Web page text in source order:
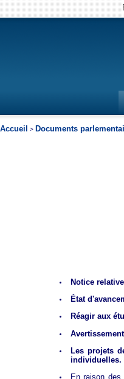
Accueil > Documents
Notice
État
Réagir aux
Les projets
individuelles.
En raison